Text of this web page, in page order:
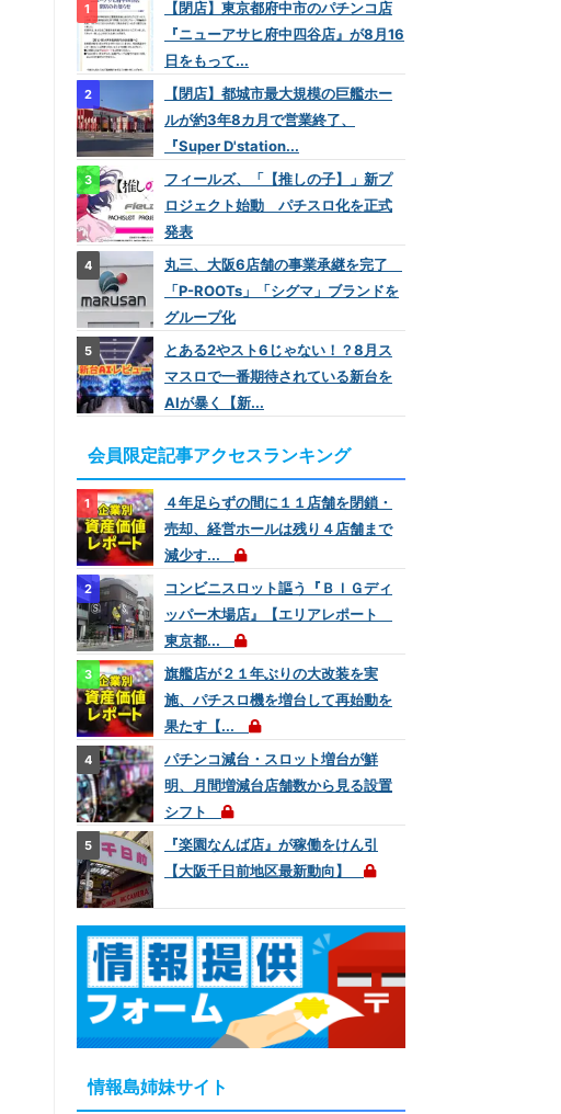
【閉店】東京都府中市のパチンコ店
『ニューアサヒ府中四谷店』が8月16
日をもって...
【閉店】都城市最大規模の巨艦ホー
ルが約3年8カ月で営業終了、
『Super D'station...
フィールズ、「【推しの子】」新プ
ロジェクト始動 パチスロ化を正式
発表
丸三、大阪6店舗の事業承継を完了
「P-ROOTs」「シグマ」ブランドを
グループ化
とある2やスト6じゃない！？8月ス
マスロで一番期待されている新台を
AIが暴く【新...
会員限定記事アクセスランキング
４年足らずの間に１１店舗を閉鎖・
売却、経営ホールは残り４店舗まで
減少す...
コンビニスロット謳う『ＢＩＧディ
ッパー木場店』【エリアレポート
東京都...
旗艦店が２１年ぶりの大改装を実
施、パチスロ機を増台して再始動を
果たす【...
パチンコ減台・スロット増台が鮮
明、月間増減台店舗数から見る設置
シフト
『楽園なんば店』が稼働をけん引
【大阪千日前地区最新動向】
情報島姉妹サイト